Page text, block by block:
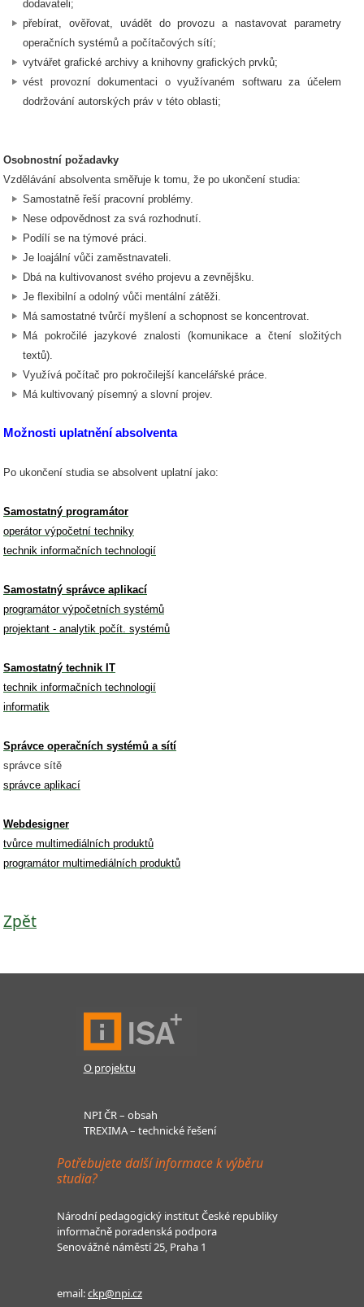
dodavateli;
přebírat, ověřovat, uvádět do provozu a nastavovat parametry
operačních systémů a počítačových sítí;
vytvářet grafické archivy a knihovny grafických prvků;
vést provozní dokumentaci o využívaném softwaru za účelem
dodržování autorských práv v této oblasti;
Osobnostní požadavky
Vzdělávání absolventa směřuje k tomu, že po ukončení studia:
Samostatně řeší pracovní problémy.
Nese odpovědnost za svá rozhodnutí.
Podílí se na týmové práci.
Je loajální vůči zaměstnavateli.
Dbá na kultivovanost svého projevu a zevnějšku.
Je flexibilní a odolný vůči mentální zátěži.
Má samostatné tvůrčí myšlení a schopnost se koncentrovat.
Má pokročilé jazykové znalosti (komunikace a čtení složitých
textů).
Využívá počítač pro pokročilejší kancelářské práce.
Má kultivovaný písemný a slovní projev.
Možnosti uplatnění absolventa
Po ukončení studia se absolvent uplatní jako:
Samostatný programátor
operátor výpočetní techniky
technik informačních technologií
Samostatný správce aplikací
programátor výpočetních systémů
projektant - analytik počít. systémů
Samostatný technik IT
technik informačních technologií
informatik
Správce operačních systémů a sítí
správce sítě
správce aplikací
Webdesigner
tvůrce multimediálních produktů
programátor multimediálních produktů
Zpět
O projektu
NPI ČR – obsah
TREXIMA – technické řešení
Potřebujete další informace k výběru
studia?
Národní pedagogický institut České republiky
informačně poradenská podpora
Senovážné náměstí 25, Praha 1
email:ckp@npi.cz